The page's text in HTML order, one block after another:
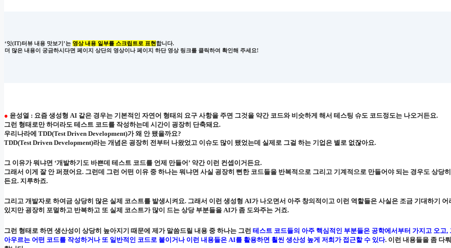
‘잇(IT)터뷰 내용 맛보기’는 영상 내용 일부를 스크립트로 표현합니다.
더 많은 내용이 궁금하시다면 페이지 상단의 영상이나 페이지 하단 영상 링크를 클릭하여 확인해 주세요!
● 윤성열 : 요즘 생성형 AI 같은 경우는 기본적인 자연어 형태의 요구 사항을 주면 그것을 약간 코드와 비슷하게 해서 테스팅 슈도 코드정도는 나오거든요.
그런 형태로만 하더라도 테스트 코드를 작성하는데 시간이 굉장히 단축돼요.
우리나라에 TDD(Test Driven Development)가 왜 안 됐을까요?
TDD(Test Driven Development)라는 개념은 굉장히 전부터 나왔었고 이슈도 많이 됐었는데 실제로 그걸 하는 기업은 별로 없잖아요.
그 이유가 뭐냐면 ‘개발하기도 바쁜데 테스트 코드를 언제 만들어’ 약간 이런 컨셉이거든요.
그래서 이게 잘 안 퍼졌어요. 그런데 그런 어떤 이유 중 하나는 뭐냐면 사실 굉장히 뻔한 코드들을 반복적으로 그리고 기계적으로 만들어야 되는 경우도 상당히
든요. 지루하죠.
그리고 개발자로 하여금 상당히 많은 실제 코스트를 발생시켜요. 그래서 이런 생성형 AI가 나오면서 아주 창의적이고 이런 역할들은 사실은 조금 기대하기 어
있지만 굉장히 포멀하고 반복하고 또 실제 코스트가 많이 드는 상당 부분들을 AI가 좀 도와주는 거죠.
그런 형태로 하면 생산성이 상당히 높아지기 때문에 제가 말씀드릴 내용 중 하나는 그런 테스트 코드들의 아주 핵심적인 부분들은 공학에서부터 가지고 오고,
아우르는 어떤 코드를 작성하거나 또 일반적인 코드로 붙이거나 이런 내용들은 AI를 활용하면 훨씬 생산성 높게 저희가 접근할 수 있다. 이런 내용들을 좀 다